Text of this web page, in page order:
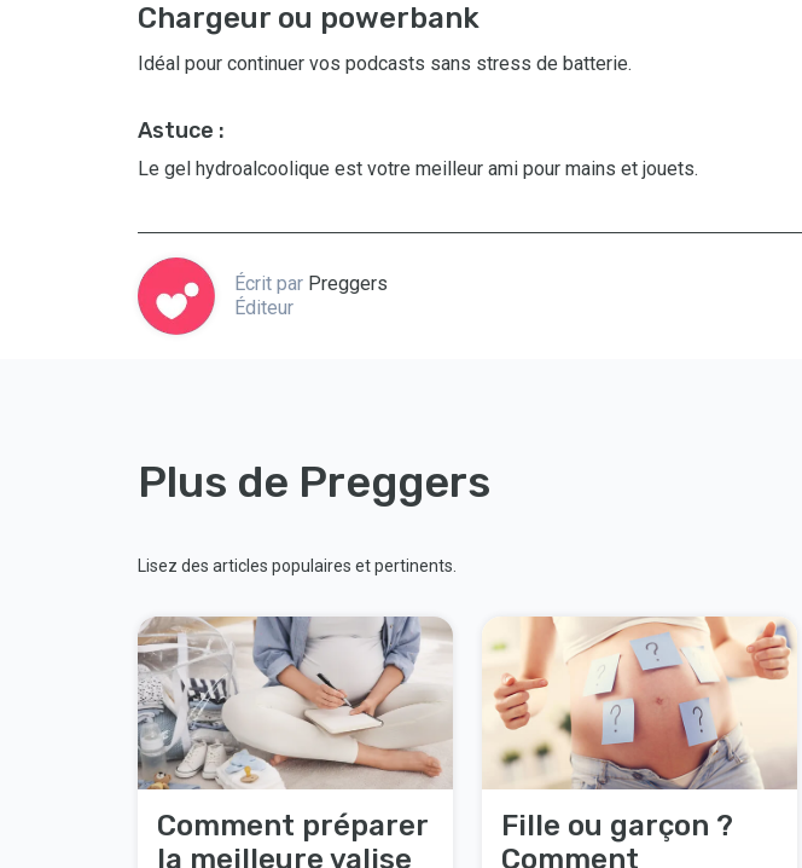
Chargeur ou powerbank
Idéal pour continuer vos podcasts sans stress de batterie.
Astuce :
Le gel hydroalcoolique est votre meilleur ami pour mains et jouets.
Écrit par Preggers
Éditeur
Plus de Preggers
Lisez des articles populaires et pertinents.
Comment préparer
la meilleure valise
Fille ou garçon ?
Comment